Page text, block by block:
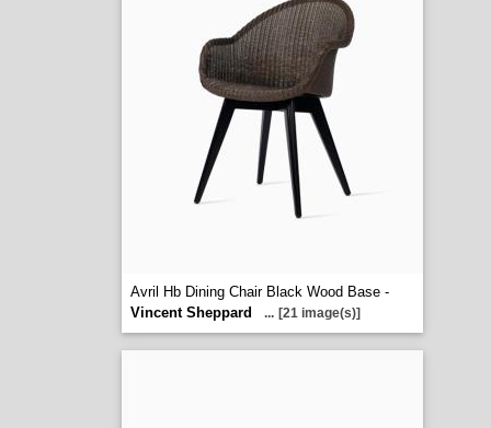
Avril Hb Dining Chair Black Wood Base -
Vincent Sheppard
... [21 image(s)]